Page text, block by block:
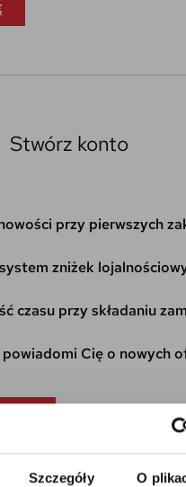
Szczegóły O
Stwórz konto
przy pierwszych
zniżek
czasu przy składaniu
Cię o nowych